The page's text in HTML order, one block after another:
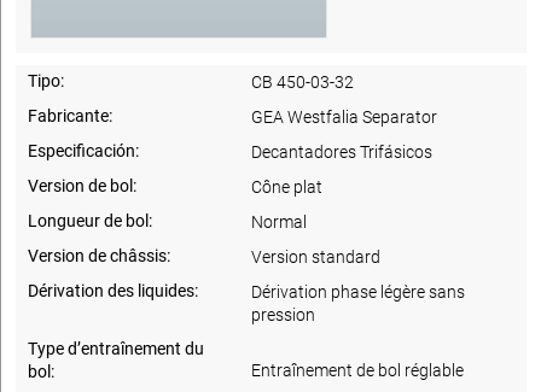
Tipo:
CB 450-03-32
Fabricante:
GEA Westfalia Separator
Especificación:
Decantadores Trifásicos
Version de bol:
Cône plat
Longueur de bol:
Normal
Version de châssis:
Version standard
Dérivation des liquides:
Dérivation phase légère sans
pression
Type d’entraînement du
bol:
Entraînement de bol réglable